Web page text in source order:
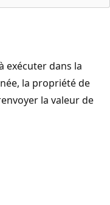
exécuter dans la
la propriété de
la valeur de